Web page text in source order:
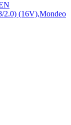
2.0) (16V),Mondeo